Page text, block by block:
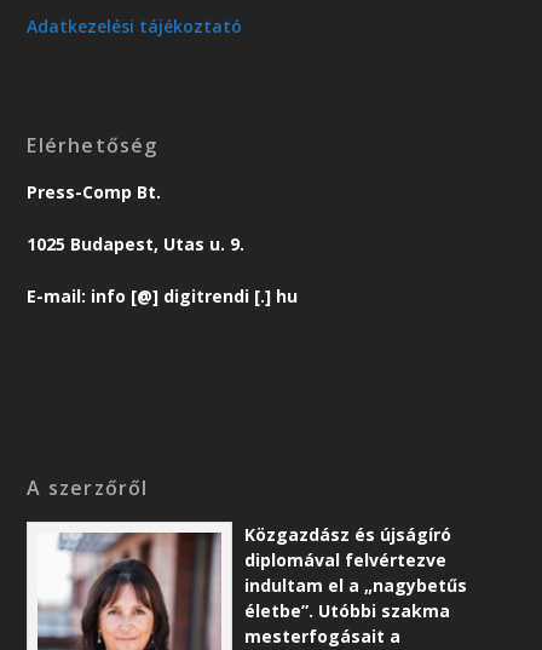
Adatkezelési tájékoztató
Elérhetőség
Press-Comp Bt.
1025 Budapest, Utas u. 9.
E-mail: info [@] digitrendi [.] hu
A szerzőről
Közgazdász és újságíró
diplomával felvértezve
indultam el a „nagybetűs
életbe”. Utóbbi szakma
mesterfogásait a